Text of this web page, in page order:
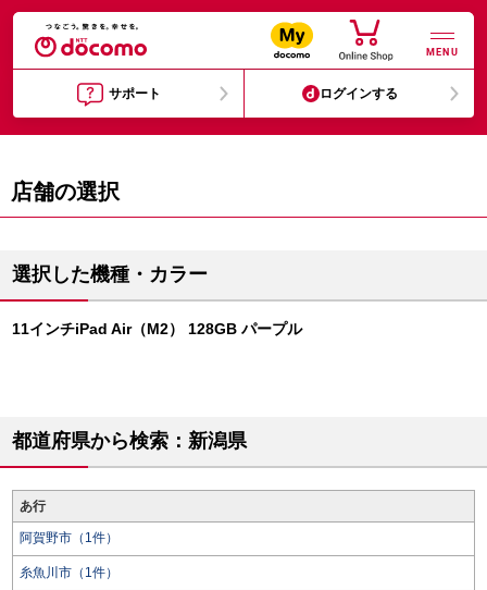
MENU
サポート ログインする
店舗の選択
選択した機種・カラー
11インチiPad Air（M2） 128GB パープル
都道府県から検索：新潟県
あ行
阿賀野市（1件）
糸魚川市（1件）